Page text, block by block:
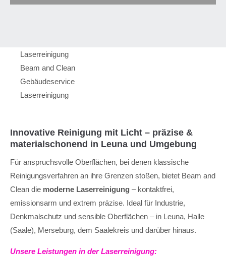
Laserreinigung
Beam and Clean
Gebäudeservice
Laserreinigung
Innovative Reinigung mit Licht – präzise &
materialschonend in Leuna und Umgebung
Für anspruchsvolle Oberflächen, bei denen klassische
Reinigungsverfahren an ihre Grenzen stoßen, bietet Beam and
Clean die moderne Laserreinigung – kontaktfrei,
emissionsarm und extrem präzise. Ideal für Industrie,
Denkmalschutz und sensible Oberflächen – in Leuna, Halle
(Saale), Merseburg, dem Saalekreis und darüber hinaus.
Unsere Leistungen in der Laserreinigung: